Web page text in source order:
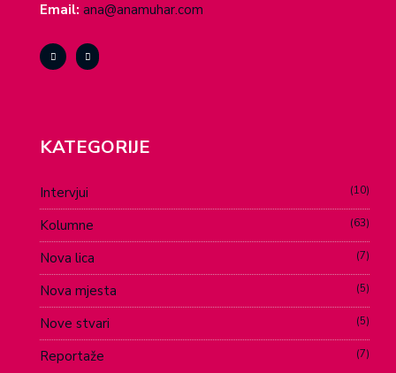
Email: ana@anamuhar.com
KATEGORIJE
Intervjui 10
Kolumne 63
Nova lica 7
Nova mjesta 5
Nove stvari 5
Reportaže 7